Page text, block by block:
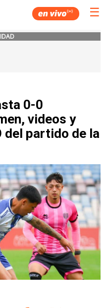
☰
0-0
videos y
del partido de la